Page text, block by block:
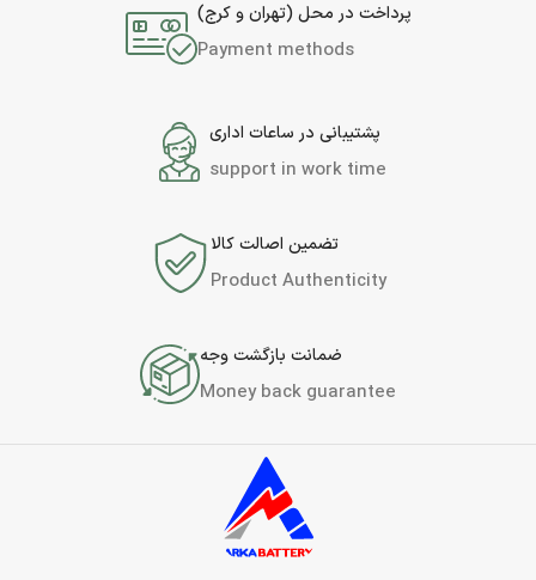
پرداخت در محل (تهران و کرج)
Payment methods
پشتیبانی در ساعات اداری
support in work time
تضمین اصالت کالا
Product Authenticity
ضمانت بازگشت وجه
Money back guarantee